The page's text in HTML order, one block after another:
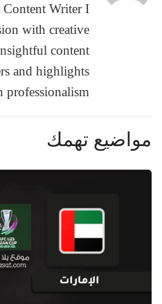
Writer I
with creative
content
and highlights
مواضيع تهمك